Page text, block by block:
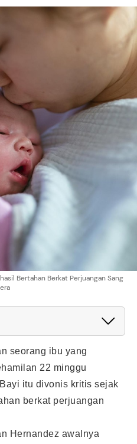
Bertahan Berkat Perjuangan Sang
seorang ibu yang
22 minggu
itu divonis kritis sejak
berkat perjuangan
Hernandez awalnya